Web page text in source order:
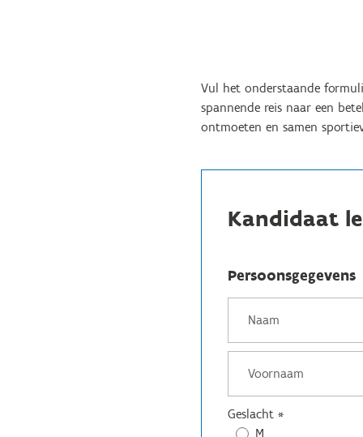
Vul het onderstaande
spannende reis naar een
ontmoeten en samen
Kandidaat
Persoonsgegevens
Geslacht *
M